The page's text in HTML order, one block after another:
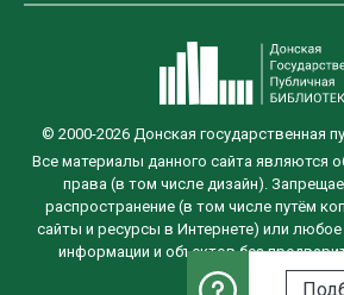
© 2000-2026 Донская государственная
Все материалы данного сайта являются
права (в том числе дизайн).
распространение (в том числе путём
сайты и ресурсы в Интернете) или
информации и объектов без
правообладателя.